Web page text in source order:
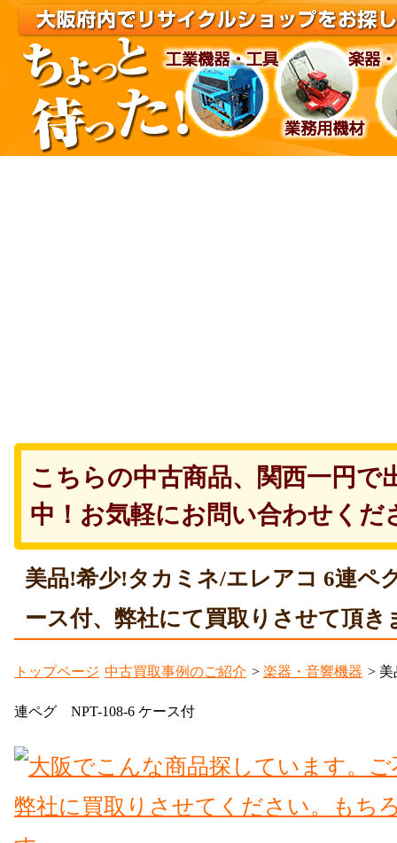
こちらの中古商品、関西一円で
中！お気軽にお問い合わせくだ
美品!希少!タカミネ/エレアコ 6連ペ
ース付、弊社にて買取りさせて頂き
トップページ 中古買取事例のご紹介 > 楽器・音響機器 > 美
連ペグ NPT-108-6 ケース付